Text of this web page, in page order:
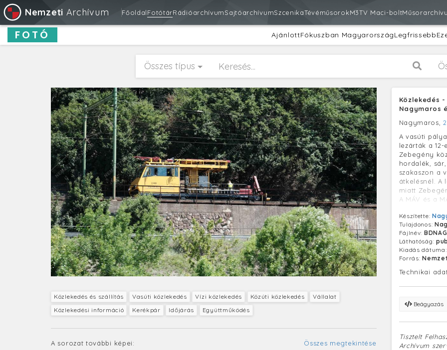
Nemzeti Archívum FőoldalFotótárRádióarchívumSajtóarchívumSzcenikaTévéműsorokM3TV Maci-bolt
FOTÓ AjánlottFókuszban MagyarországLegfrissebb
Összes típus
Közlekedés és szállítás Vasúti közlekedés Vízi közlekedés Közúti közlekedés
Vállalat
Közlekedési információ
Kerékpár Időjárás Együttműködés
A sorozat további képei: Összes megtekintése
Közlekedés
Nagymaros
Nagymaros,
A vasúti
lezárták a
Zebegény
hordalék,
szakaszon a
átkelésnél. A
miatt
A MÁV és a
között, mely
Készítette:
Tulajdonos:
Fájlnév:
Láthatóság:
Kiadás dátuma:
Forrás:
Technikai
Beágyazás
Tisztelt
Archívum